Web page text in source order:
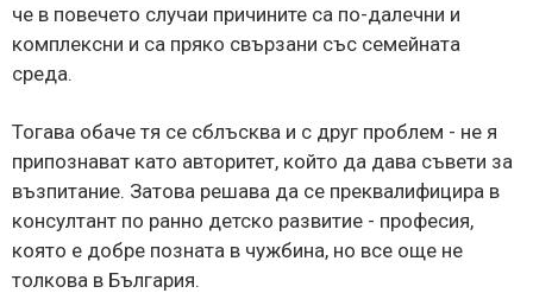
че в повечето случаи причините са по-далечни и
комплексни и са пряко свързани със семейната
среда.
Тогава обаче тя се сблъсква и с друг проблем - не я
припознават като авторитет, който да дава съвети за
възпитание. Затова решава да се преквалифицира в
консултант по ранно детско развитие - професия,
която е добре позната в чужбина, но все още не
толкова в България.